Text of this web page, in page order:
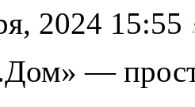
2024 15:55
—